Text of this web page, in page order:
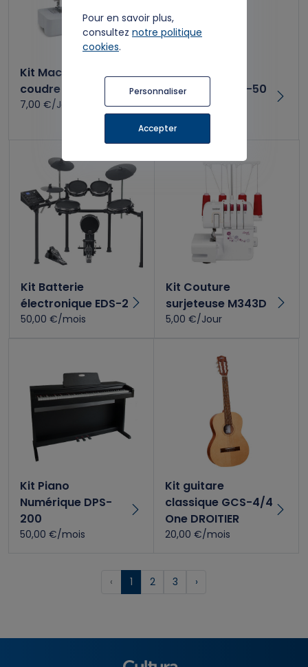
Pour en savoir plus,
consultez notre politique
cookies.
Personnaliser
Accepter
Kit Machine à
coudre CS10s
7,00 €/Jour
Kit guitare
électrique GES-50
DROITIER
Kit Batterie
électronique EDS-2
50,00 €/mois
Kit Couture
surjeteuse M343D
5,00 €/Jour
Kit Piano
Numérique DPS-
200
50,00 €/mois
Kit guitare
classique GCS-4/4
One DROITIER
20,00 €/mois
‹ 1 2 3 ›